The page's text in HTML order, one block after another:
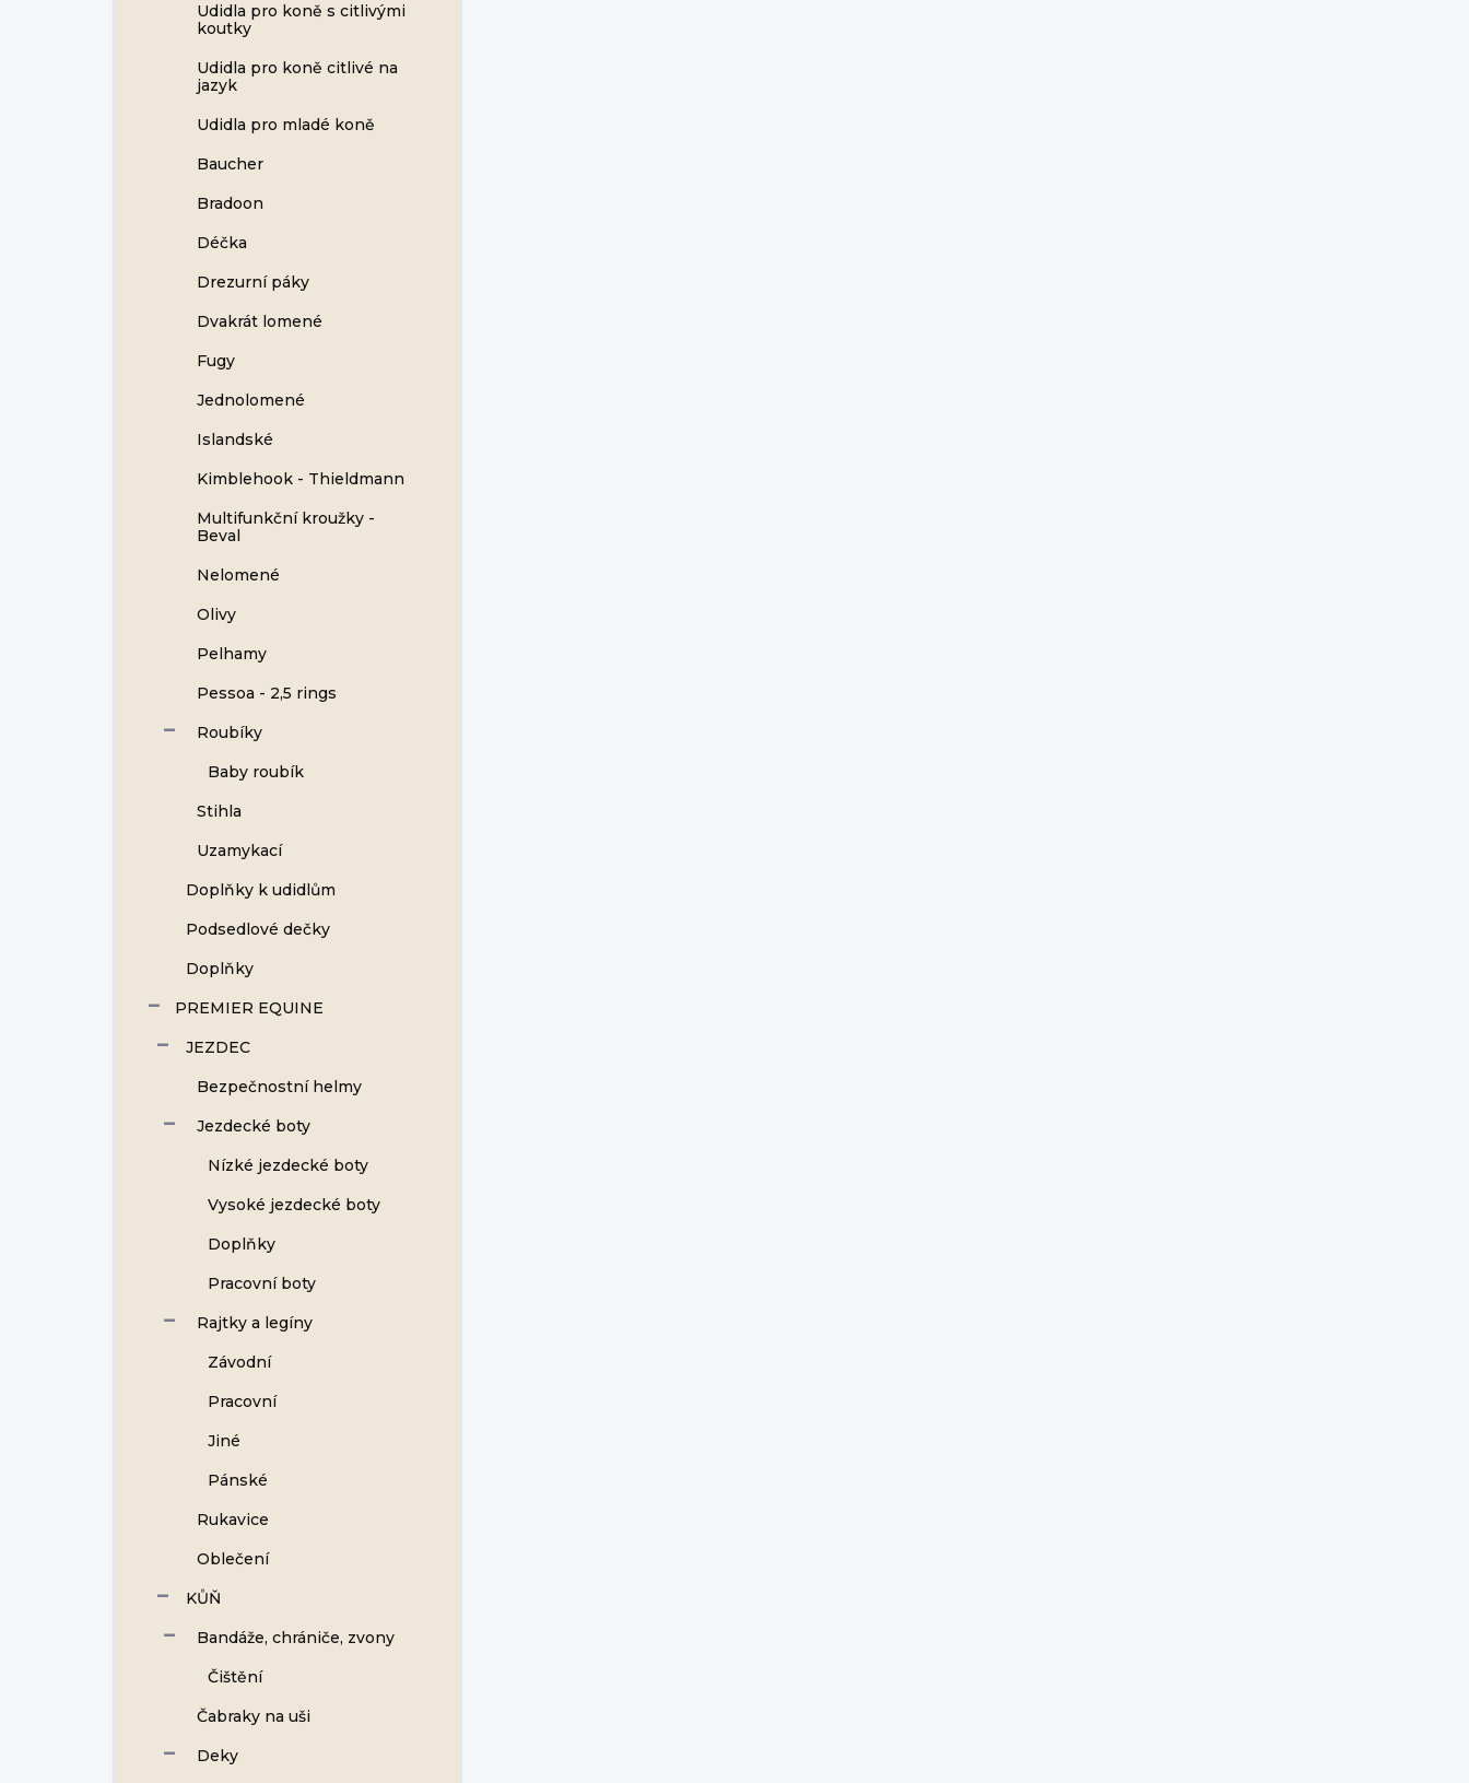
Udidla pro koně s citlivými
koutky
Udidla pro koně citlivé na
jazyk
Udidla pro mladé koně
Baucher
Bradoon
Déčka
Drezurní páky
Dvakrát lomené
Fugy
Jednolomené
Islandské
Kimblehook - Thieldmann
Multifunkční kroužky -
Beval
Nelomené
Olivy
Pelhamy
Pessoa - 2,5 rings
Roubíky
Baby roubík
Stihla
Uzamykací
Doplňky k udidlům
Podsedlové dečky
Doplňky
PREMIER EQUINE
JEZDEC
Bezpečnostní helmy
Jezdecké boty
Nízké jezdecké boty
Vysoké jezdecké boty
Doplňky
Pracovní boty
Rajtky a legíny
Závodní
Pracovní
Jiné
Pánské
Rukavice
Oblečení
KŮŇ
Bandáže, chrániče, zvony
Čištění
Čabraky na uši
Deky